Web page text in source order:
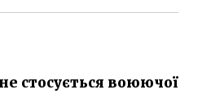
стосується воюючої